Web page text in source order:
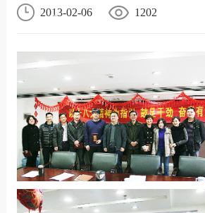
况 化
2013-02-06 1202